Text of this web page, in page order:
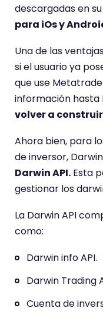
descargadas en su
para iOs y
Una de las
si el usuario ya
que use
información hasta
volver a
Ahora bien, para
de inversor,
Darwin API. Esta
gestionar los
La Darwin API
como:
Darwin info API.
Darwin Trading
Cuenta de